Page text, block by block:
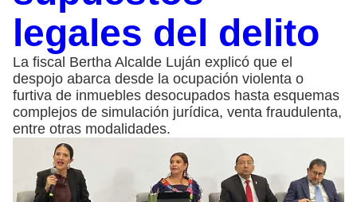
legales del delito
La fiscal Bertha Alcalde Luján explicó que el
despojo abarca desde la ocupación violenta o
furtiva de inmuebles desocupados hasta esquemas
complejos de simulación jurídica, venta fraudulenta,
entre otras modalidades.